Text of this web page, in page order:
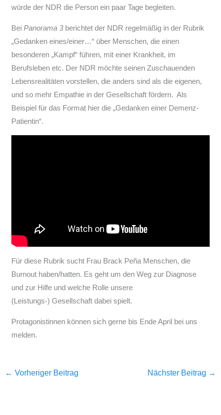
würde der NDR die Person ein paar Tage begleiten.
BeiPanorama 3 berichtet der NDR regelmäßig in der Rubrik
„Gedanken eines/einer…“ über Menschen, die einen
besonderen „Kampf“ führen, mit einer Krankheit, im
Berufsleben etc. Der NDR möchte seinen Zuschauenden
Lebensrealitäten vorstellen, die anders sind als die eigenen,
und so mehr Empathie in der Gesellschaft fördern. Als
Beispiel für das Format hier die „Gedanken einer Demenz-
Patientin“.
Für diese Rubrik sucht Frau Brack Peña Menschen, die
Burnout haben/hatten. Es geht um den Weg zur Diagnose
und zur Hilfe und welche Rolle unsere
(Leistungs-) Gesellschaft dabei spielt.
Protagonistinnen können sich gerne bis Ende April bei uns
melden.
← Vorheriger Beitrag Nächster Beitrag →